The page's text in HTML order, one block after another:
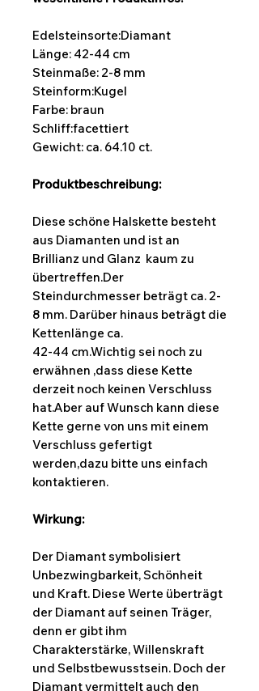
Edelsteinsorte:Diamant
Länge: 42-44 cm
Steinmaße: 2-8 mm
Steinform:Kugel
Farbe: braun
Schliff:facettiert
Gewicht: ca. 64.10 ct.
Produktbeschreibung:
Diese schöne Halskette besteht
aus Diamanten und ist an
Brillianz und Glanz kaum zu
übertreffen.Der
Steindurchmesser beträgt ca. 2-
8 mm. Darüber hinaus beträgt die
Kettenlänge ca.
42-44 cm.Wichtig sei noch zu
erwähnen ,dass diese Kette
derzeit noch keinen Verschluss
hat.Aber auf Wunsch kann diese
Kette gerne von uns mit einem
Verschluss gefertigt
werden,dazu bitte uns einfach
kontaktieren.
Wirkung:
Der Diamant symbolisiert
Unbezwingbarkeit, Schönheit
und Kraft. Diese Werte überträgt
der Diamant auf seinen Träger,
denn er gibt ihm
Charakterstärke, Willenskraft
und Selbstbewusstsein. Doch der
Diamant vermittelt auch den